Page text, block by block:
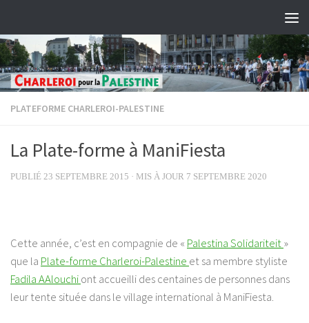
PLATEFORME CHARLEROI-PALESTINE
La Plate-forme à ManiFiesta
PUBLIÉ 23 SEPTEMBRE 2015 · MIS À JOUR 7 SEPTEMBRE 2020
Cette année, c’est en compagnie de « Palestina Solidariteit»
que la Plate-forme Charleroi-Palestine et sa membre styliste
Fadila AAlouchiont accueilli des centaines de personnes dans
leur tente située dansle village international à ManiFiesta.